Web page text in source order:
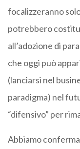
focalizzeranno
potrebbero
all’adozione di
che oggi può
(lanciarsi nel
paradigma) nel
“difensivo” per
Abbiamo